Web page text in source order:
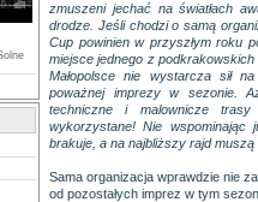
zmuszeni jechać na światłach
drodze. Jeśli chodzi o samą
Cup powinien w przyszłym roku
miejsce jednego z
Małopolsce nie wystarcza sił
poważnej imprezy w sezonie.
techniczne i malownicze
wykorzystane! Nie
brakuje, a na najbliższy rajd
Sama organizacja wprawdzie nie
od pozostałych imprez w tym